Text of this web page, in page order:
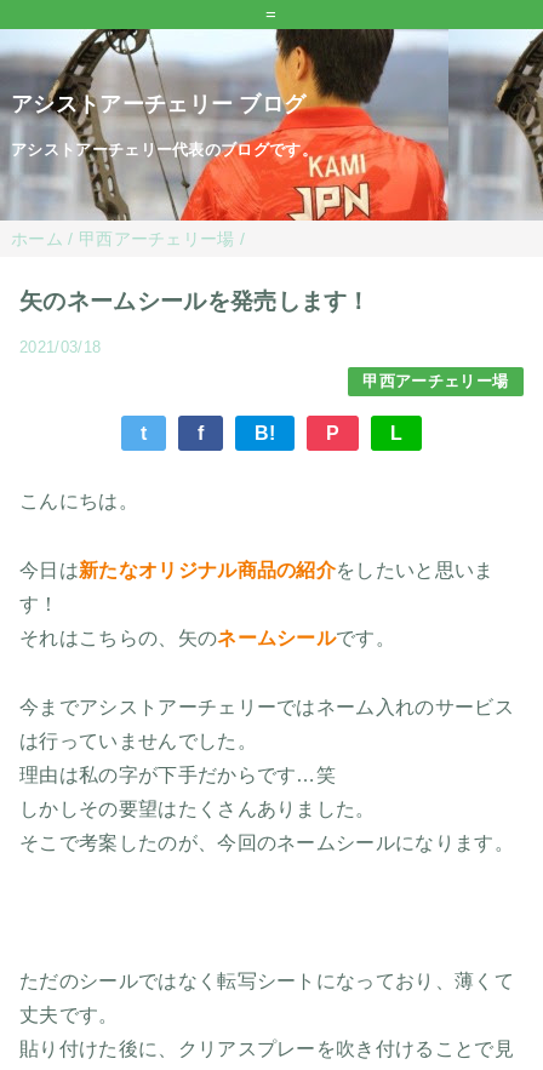
=
アシストアーチェリー ブログ
アシストアーチェリー代表のブログです。
ホーム / 甲西アーチェリー場 /
矢のネームシールを発売します！
2021/03/18
甲西アーチェリー場
t f B! P L
こんにちは。
今日は新たなオリジナル商品の紹介をしたいと思いま
す！
それはこちらの、矢のネームシールです。
今までアシストアーチェリーではネーム入れのサービス
は行っていませんでした。
理由は私の字が下手だからです…笑
しかしその要望はたくさんありました。
そこで考案したのが、今回のネームシールになります。
ただのシールではなく転写シートになっており、薄くて
丈夫です。
貼り付けた後に、クリアスプレーを吹き付けることで見